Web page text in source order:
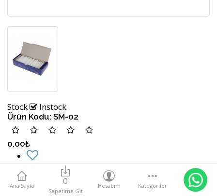
Ana Sayfa 0
Sepetime Git
Hesabım Kategoriler
Stock Instock
Ürün Kodu: SM-02
0,00₺